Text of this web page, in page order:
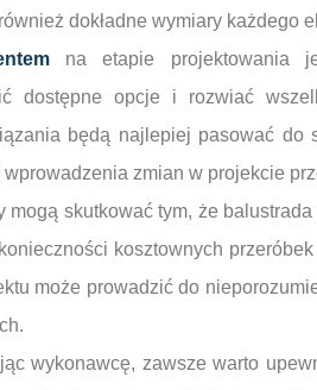
dokładne wymiary każdego
na etapie projektowania
dostępne opcje i rozwiać
będą najlepiej pasować do
zmian w projekcie
mogą skutkować tym, że
kosztownych
może prowadzić do
wykonawcę, zawsze warto